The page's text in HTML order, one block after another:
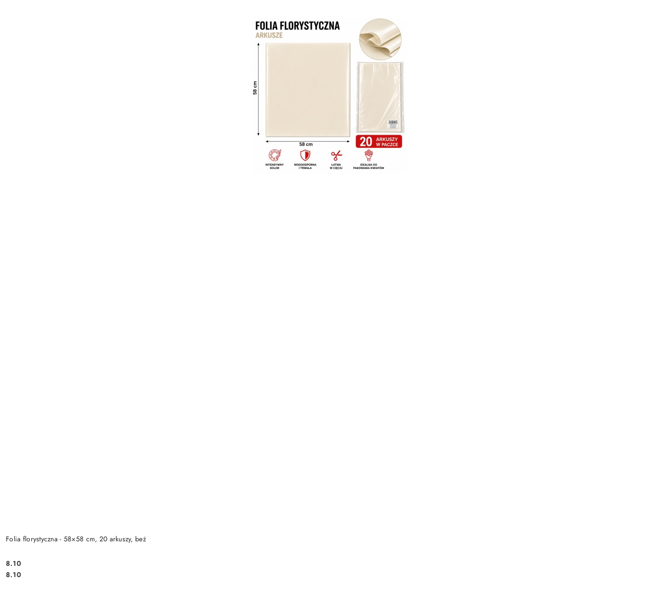
Folia florystyczna - 58×58 cm, 20 arkuszy, beż
Cena:
8.10
Cena:
8.10